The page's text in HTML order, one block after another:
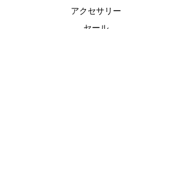
アクセサリー
セール